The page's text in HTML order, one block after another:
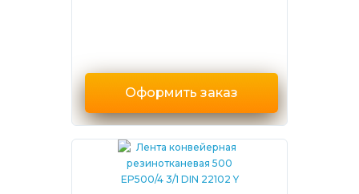
Оформить заказ